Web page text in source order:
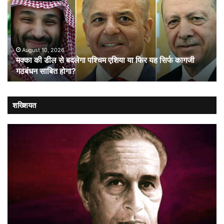
से
बदलेगा
पश्चिम
एशिया
या
फिर
यह
सिर्फ
गठबंधन
साबित
होगा?
August 10, 2026
मक्का की डील से बदलेगा पश्चिम एशिया या फिर यह सिर्फ कागजी
गठबंधन साबित होगा?
बान
शख्शियत